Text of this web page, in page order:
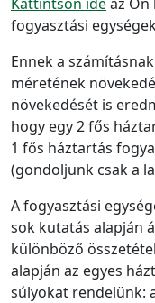
fogyasztási
Ennek a
méretének
növekedését is
hogy egy 2 fős
1 fős háztartás
(gondoljunk csak a
A fogyasztási
sok kutatás alapján
különböző
alapján az egyes
súlyokat rendelünk: